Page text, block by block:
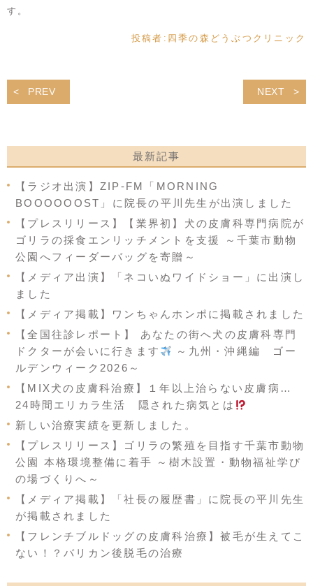
す。
投稿者: 四季の森どうぶつクリニック
PREV NEXT
最新記事
【ラジオ出演】ZIP-FM「MORNING
BOOOOOOST」に院長の平川先生が出演しました
【プレスリリース】【業界初】犬の皮膚科専門病院が
ゴリラの採食エンリッチメントを支援 ～千葉市動物
公園へフィーダーバッグを寄贈～
【メディア出演】「ネコいぬワイドショー」に出演し
ました
【メディア掲載】ワンちゃんホンポに掲載されました
【全国往診レポート】 あなたの街へ犬の皮膚科専門
ドクターが会いに行きます
～九州・沖縄編 ゴー
ルデンウィーク2026～
【MIX犬の皮膚科治療】１年以上治らない皮膚病…
24時間エリカラ生活 隠された病気とは
新しい治療実績を更新しました。
【プレスリリース】ゴリラの繁殖を目指す千葉市動物
公園 本格環境整備に着手 ～樹木設置・動物福祉学び
の場づくりへ～
【メディア掲載】「社長の履歴書」に院長の平川先生
が掲載されました
【フレンチブルドッグの皮膚科治療】被毛が生えてこ
ない！？バリカン後脱毛の治療